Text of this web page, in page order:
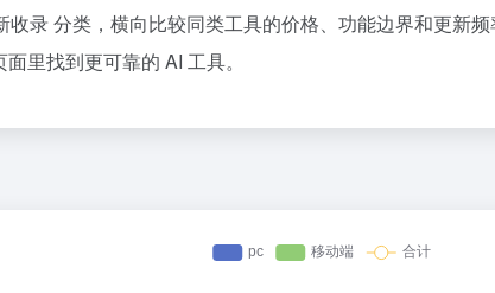
录 分类，横向比较同类工具的价格、功能边界和更新
里找到更可靠的 AI 工具。